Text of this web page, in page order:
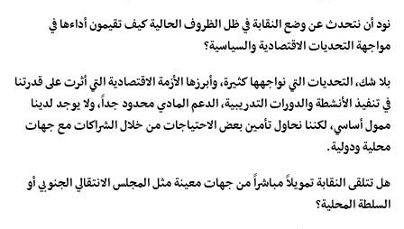
نود أن نتحدث عن وضع النقابة في ظل الظروف الحالية كيف تقيمون أداءها في
مواجهة التحديات الاقتصادية والسياسية؟
بلا شك، التحديات التي نواجهها كثيرة، وأبرزها الأزمة الاقتصادية التي أثرت على قدرتنا
في تنفيذ الأنشطة والدورات التدريبية، الدعم المادي محدود جداً، ولا يوجد لدينا
ممول أساسي، لكننا نحاول تأمين بعض الاحتياجات من خلال الشراكات مع جهات
محلية ودولية.
هل تتلقى النقابة تمويلاً مباشراً من جهات معينة مثل المجلس الانتقالي الجنوبي أو
السلطة المحلية؟